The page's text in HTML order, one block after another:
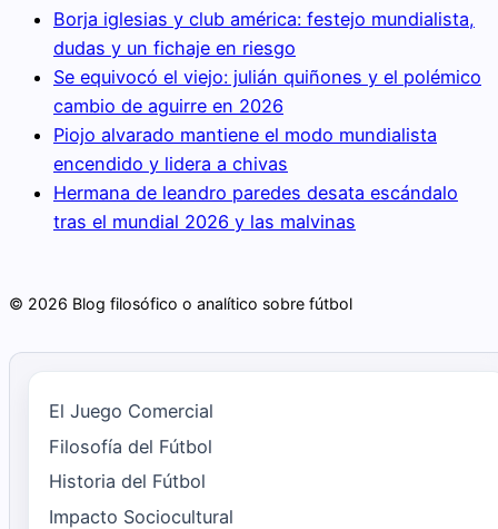
Borja iglesias y club américa: festejo mundialista,
dudas y un fichaje en riesgo
Se equivocó el viejo: julián quiñones y el polémico
cambio de aguirre en 2026
Piojo alvarado mantiene el modo mundialista
encendido y lidera a chivas
Hermana de leandro paredes desata escándalo
tras el mundial 2026 y las malvinas
© 2026 Blog filosófico o analítico sobre fútbol
El Juego Comercial
Filosofía del Fútbol
Historia del Fútbol
Impacto Sociocultural